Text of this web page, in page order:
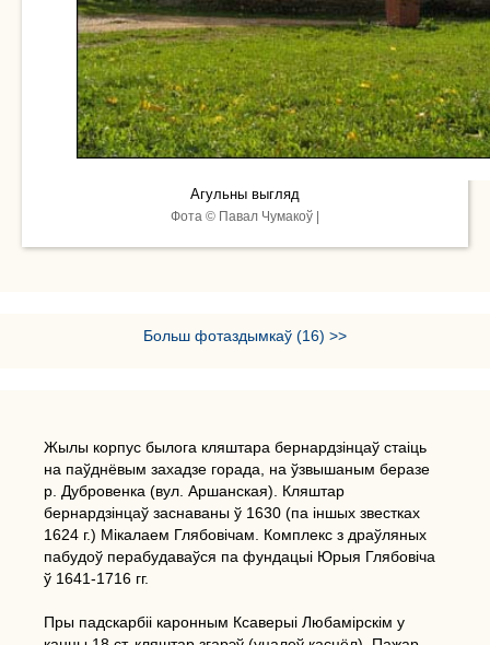
Агульны выгляд
Фота © Павал Чумакоў |
Больш фотаздымкаў (16) >>
Жылы корпус былога кляштара бернардзінцаў стаіць
на паўднёвым захадзе горада, на ўзвышаным беразе
р. Дубровенка (вул. Аршанская). Кляштар
бернардзінцаў заснаваны ў 1630 (па іншых звестках
1624 г.) Мікалаем Глябовічам. Комплекс з драўляных
пабудоў перабудаваўся па фундацыі Юрыя Глябовіча
ў 1641-1716 гг.
Пры падскарбіі каронным Ксаверыі Любамірскім у